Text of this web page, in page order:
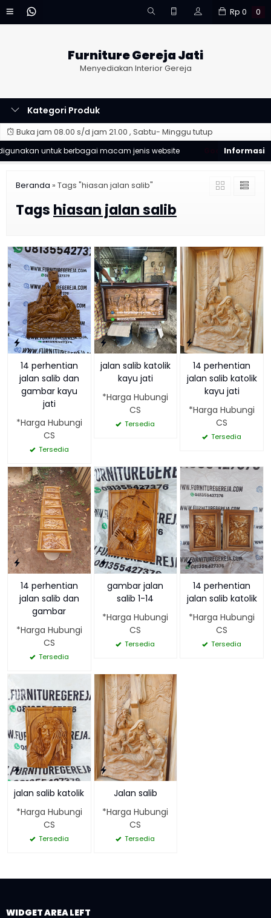
Rp 0 0
Furniture Gereja Jati
Menyediakan Interior Gereja
Kategori Produk
Buka jam 08.00 s/d jam 21.00 , Sabtu- Minggu tutup
untuk berbagai macam jenis website
Good Desain ❯
Beranda » Tags "hiasan jalan salib"
Tags hiasan jalan salib
14 perhentian
jalan salib dan
gambar kayu
jati
*Harga Hubungi
CS
Tersedia
jalan salib katolik
kayu jati
*Harga Hubungi
CS
Tersedia
14 perhentian
jalan salib katolik
kayu jati
*Harga Hubungi
CS
Tersedia
14 perhentian
jalan salib dan
gambar
*Harga Hubungi
CS
Tersedia
gambar jalan
salib 1-14
*Harga Hubungi
CS
Tersedia
14 perhentian
jalan salib katolik
*Harga Hubungi
CS
Tersedia
jalan salib katolik
*Harga Hubungi
CS
Tersedia
Jalan salib
*Harga Hubungi
CS
Tersedia
WIDGET AREA LEFT